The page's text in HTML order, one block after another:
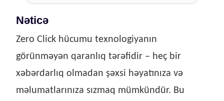
Nəticə
Zero Click hücumu texnologiyanın
görünməyən qaranlıq tərəfidir – heç bir
xəbərdarlıq olmadan şəxsi həyatınıza və
məlumatlarınıza sızmaq mümkündür. Bu